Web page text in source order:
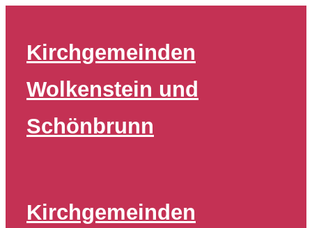
springen
Kirchgemeinden
Wolkenstein und
Schönbrunn
Kirchgemeinden